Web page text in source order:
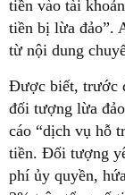
tiền vào tài
tiền bị lừa đảo”.
từ nội dung
Được biết, trước
đối tượng lừa
cáo “dịch vụ hỗ
tiền. Đối tượng
phí ủy quyền,